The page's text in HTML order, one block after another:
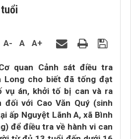
A- A A+
quan Cảnh sát điều tra
Long cho biết đã tống đạt
vụ án, khởi tố bị can và ra
đối với Cao Văn Quý (sinh
ấp Nguyệt Lãnh A, xã Bình
để điều tra về hành vi can